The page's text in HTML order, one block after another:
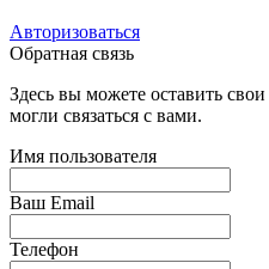
Авторизоваться
Обратная связь
Здесь вы можете оставить
могли связаться с вами.
Имя пользователя
Ваш Email
Телефон